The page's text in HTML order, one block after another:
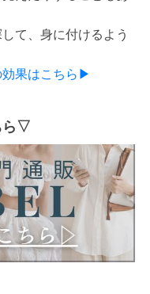
て、身に付けるよう
効果はこちら▶
ら▽